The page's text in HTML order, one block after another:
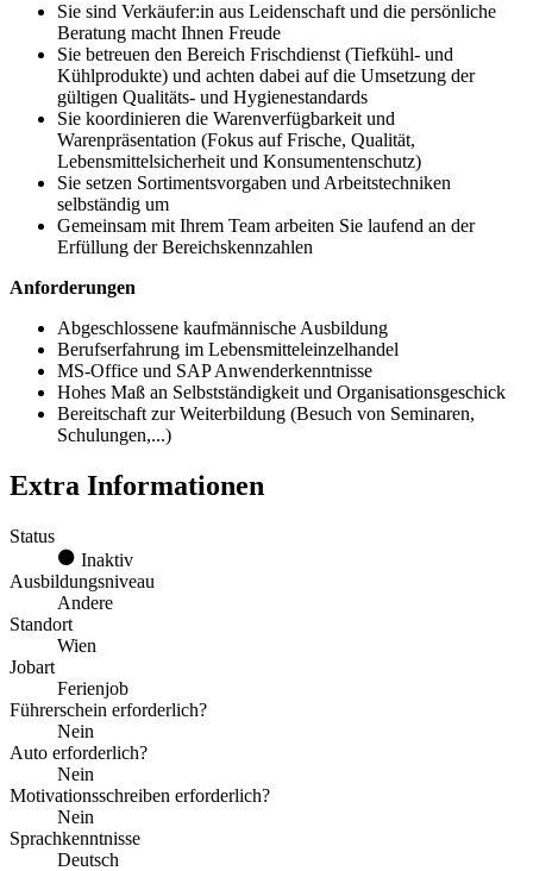
Sie sind Verkäufer:in aus Leidenschaft und die persönliche
Beratung macht Ihnen Freude
Sie betreuen den Bereich Frischdienst (Tiefkühl- und
Kühlprodukte) und achten dabei auf die Umsetzung der
gültigen Qualitäts- und Hygienestandards
Sie koordinieren die Warenverfügbarkeit und
Warenpräsentation (Fokus auf Frische, Qualität,
Lebensmittelsicherheit und Konsumentenschutz)
Sie setzen Sortimentsvorgaben und Arbeitstechniken
selbständig um
Gemeinsam mit Ihrem Team arbeiten Sie laufend an der
Erfüllung der Bereichskennzahlen
Anforderungen
Abgeschlossene kaufmännische Ausbildung
Berufserfahrung im Lebensmitteleinzelhandel
MS-Office und SAP Anwenderkenntnisse
Hohes Maß an Selbstständigkeit und Organisationsgeschick
Bereitschaft zur Weiterbildung (Besuch von Seminaren,
Schulungen,...)
Extra Informationen
Status
Inaktiv
Ausbildungsniveau
Andere
Standort
Wien
Jobart
Ferienjob
Führerschein erforderlich?
Nein
Auto erforderlich?
Nein
Motivationsschreiben erforderlich?
Nein
Sprachkenntnisse
Deutsch